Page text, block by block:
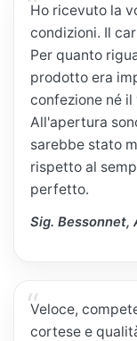
Ho ricevuto la
condizioni. Il
Per quanto
prodotto era
confezione né
All'apertura
sarebbe stato
rispetto al
perfetto.
Sig. Bessonnet,
Veloce,
cortese e